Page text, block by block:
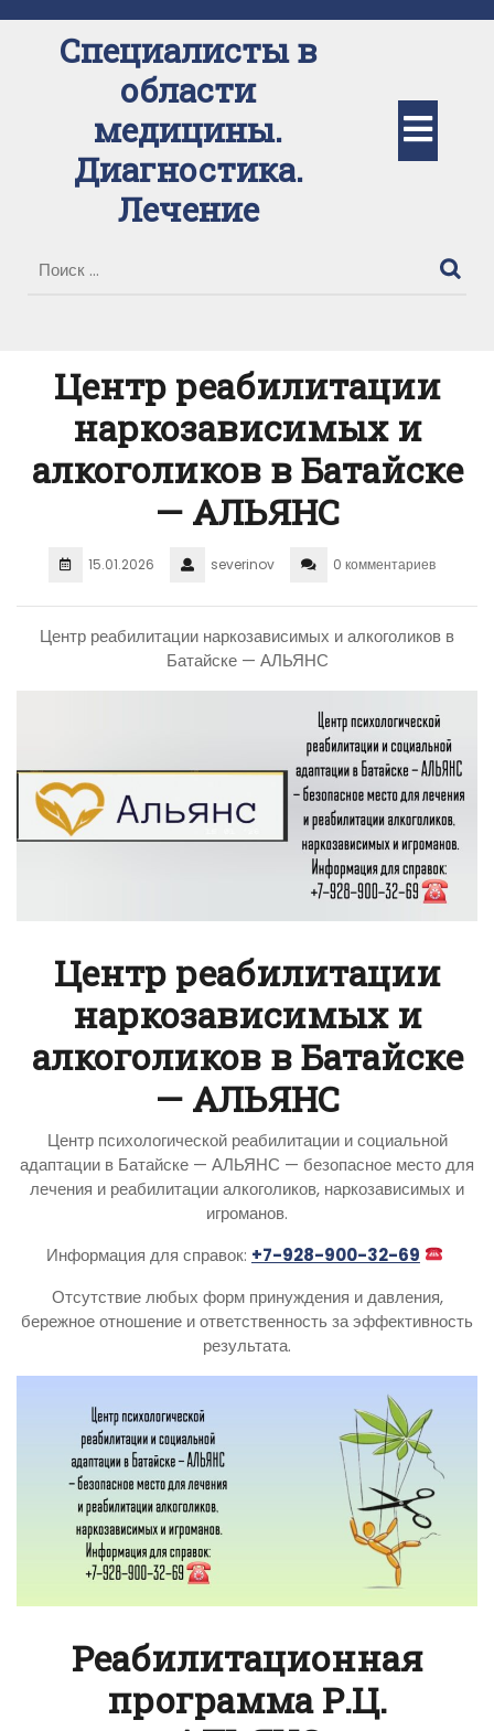
содержимомуСпециалисты в
области
медицины.
Диагностика.
Лечение
Центр реабилитации
наркозависимых и
алкоголиков в Батайске
— АЛЬЯНС
15.01.2026 severinov 0 комментариев
Центр реабилитации наркозависимых и алкоголиков в
Батайске — АЛЬЯНС
Центр реабилитации
наркозависимых и
алкоголиков в Батайске
— АЛЬЯНС
Центр психологической реабилитации и социальной
адаптации в Батайске — АЛЬЯНС — безопасное место для
лечения и реабилитации алкоголиков, наркозависимых и
игроманов.
Информация для справок: +7-928-900-32-69
Отсутствие любых форм принуждения и давления,
бережное отношение и ответственность за эффективность
результата.
Реабилитационная
программа Р.Ц.